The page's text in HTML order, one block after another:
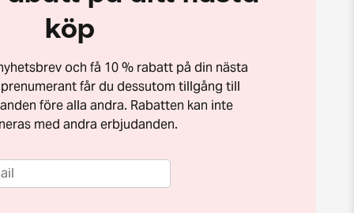
köp
och få 10 % rabatt på din nästa
får du dessutom tillgång till
före alla andra. Rabatten kan inte
med andra erbjudanden.